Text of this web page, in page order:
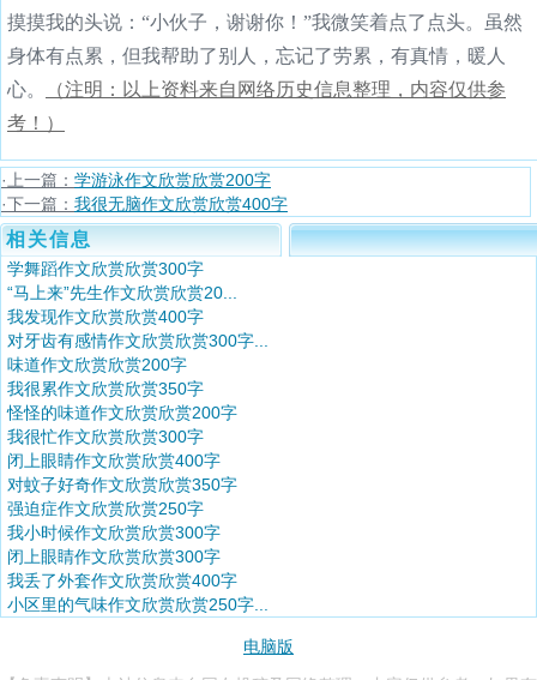
摸摸我的头说：“小伙子，谢谢你！”我微笑着点了点头。虽然
身体有点累，但我帮助了别人，忘记了劳累，有真情，暖人
心。
（注明：以上资料来自网络历史信息整理，内容仅供参
考！）
·上一篇： 学游泳作文欣赏欣赏200字
·下一篇： 我很无脑作文欣赏欣赏400字
相关信息
学舞蹈作文欣赏欣赏300字
“马上来”先生作文欣赏欣赏20...
我发现作文欣赏欣赏400字
对牙齿有感情作文欣赏欣赏300字...
味道作文欣赏欣赏200字
我很累作文欣赏欣赏350字
怪怪的味道作文欣赏欣赏200字
我很忙作文欣赏欣赏300字
闭上眼睛作文欣赏欣赏400字
对蚊子好奇作文欣赏欣赏350字
强迫症作文欣赏欣赏250字
我小时候作文欣赏欣赏300字
闭上眼睛作文欣赏欣赏300字
我丢了外套作文欣赏欣赏400字
小区里的气味作文欣赏欣赏250字...
电脑版